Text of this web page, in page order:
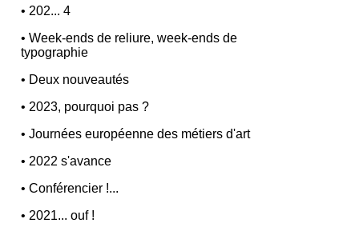
• 202... 4
•Week-ends de reliure, week-ends de
typographie
• Deux nouveautés
• 2023, pourquoi pas ?
•Journées européenne des métiers d'art
• 2022 s'avance
•Conférencier !...
• 2021... ouf !